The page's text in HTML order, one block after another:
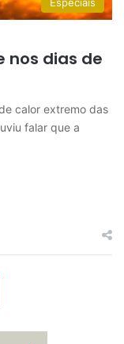
nos dias de
calor extremo das
falar que a